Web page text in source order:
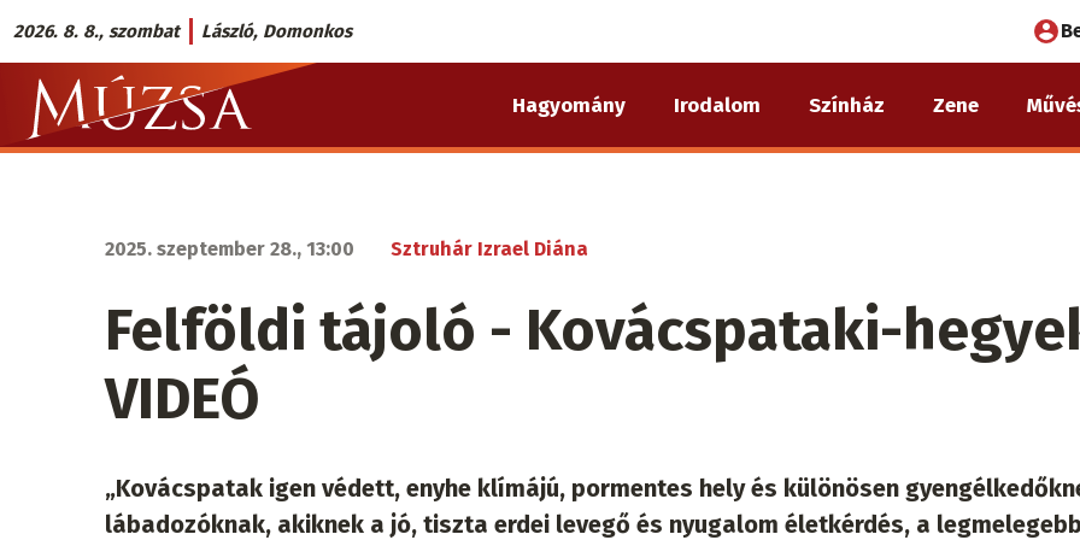
Ugrás
a
tartalomra
2026. 8. 8., szombat László, Domonkos
Múzsa.sk
fő
Hagyomány Irodalom Színház Zene
2025. szeptember 28., 13:00 Sztruhár Izrael Diána
Felföldi tájoló - Kovácspataki-
VIDEÓ
„Kovácspatak igen védett, enyhe klímájú, pormentes hely és különösen
lábadozóknak, akiknek a jó, tiszta erdei levegő és nyugalom életkérdés, a